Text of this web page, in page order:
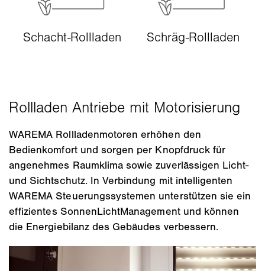
WAREMA Rollladenmotoren erhöhen den
Bedienkomfort und sorgen per Knopfdruck für
angenehmes Raumklima sowie zuverlässigen Licht-
und Sichtschutz. In Verbindung mit intelligenten
WAREMA Steuerungssystemen unterstützen sie ein
effizientes SonnenLichtManagement und können
die Energiebilanz des Gebäudes verbessern.